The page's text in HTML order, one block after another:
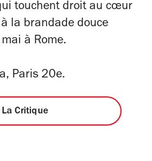
touchent droit au cœur
la brandade douce
à Rome.
Paris 20e.
La Critique